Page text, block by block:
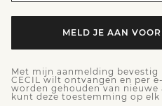
MELD JE AAN
Met mijn aanmelding
CECIL wilt ontvangen en per
worden gehouden van
kunt deze toestemming op